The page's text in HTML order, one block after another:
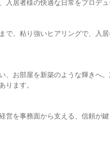
入居者様の快適な日常をプロデュ
で。粘り強いヒアリングで、入
お部屋を新築のような輝きへ。
ります。
を事務面から支える、信頼が鍵